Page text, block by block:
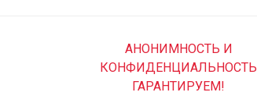
АНОНИМНОСТЬ И
КОНФИДЕНЦИАЛЬНОСТЬ
ГАРАНТИРУЕМ!